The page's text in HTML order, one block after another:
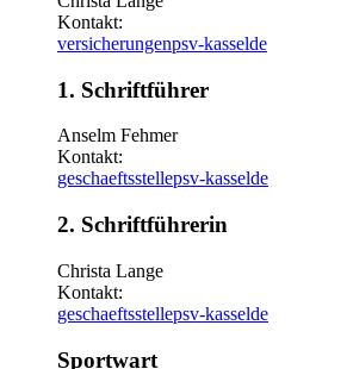
Kontakt:
versicherungenpsv-kasselde
1. Schriftführer
Anselm Fehmer
Kontakt:
geschaeftsstellepsv-kasselde
2. Schriftführerin
Christa Lange
Kontakt:
geschaeftsstellepsv-kasselde
Sportwart